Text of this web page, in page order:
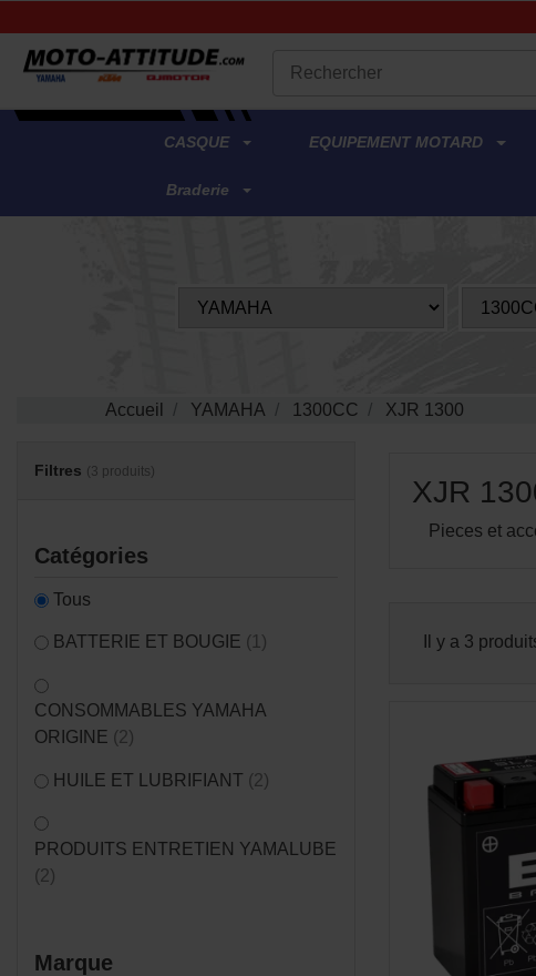
.
CASQUE EQUIPEMENT MOTARD
Braderie
Accueil YAMAHA 1300CC XJR 1300
Filtres (3 produits)
Catégories
Tous
BATTERIE ET BOUGIE (1)
CONSOMMABLES YAMAHA
ORIGINE (2)
HUILE ET LUBRIFIANT (2)
PRODUITS ENTRETIEN YAMALUBE
(2)
Marque
XJR
Pieces et
Il y a 3